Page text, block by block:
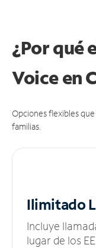
¿Por qué
Voice en
Opciones flexibles
familias.
Ilimitado
Incluye
lugar de los